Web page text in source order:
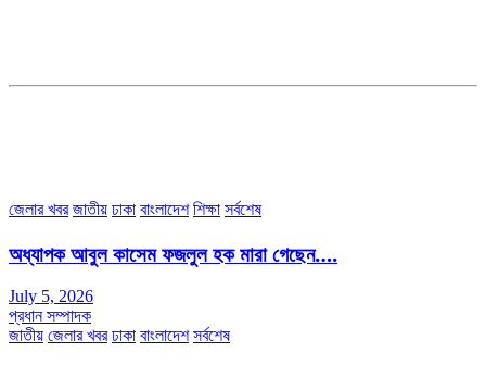
জেলার খবর জাতীয় ঢাকা বাংলাদেশ শিক্ষা সর্বশেষ
অধ্যাপক আবুল কাসেম ফজলুল হক মারা গেছেন….
July 5, 2026
প্রধান সম্পাদক
জাতীয় জেলার খবর ঢাকা বাংলাদেশ সর্বশেষ